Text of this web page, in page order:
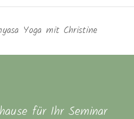
Yoga mit Christine
für Ihr Seminar